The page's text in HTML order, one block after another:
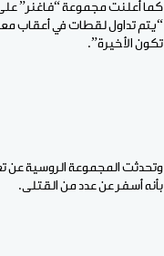
كما أعلنت مجموعة “فاغنر” على
“يتم تداول لقطات في أعقاب
تكون الأخيرة”.
وتحدثت المجموعة الروسية عن
بأنه أسفر عن عدد من القتلى.